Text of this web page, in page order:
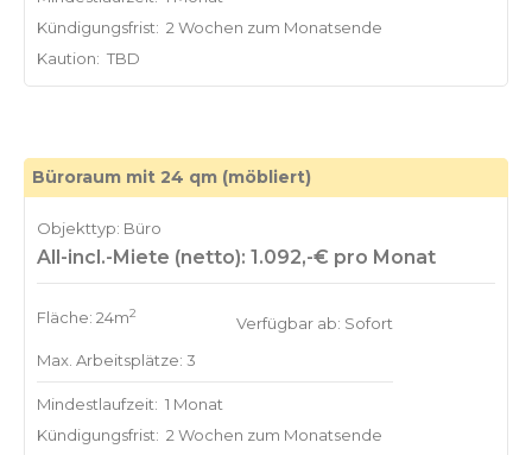
Kündigungsfrist: 2 Wochen zum Monatsende
Kaution: TBD
Büroraum mit 24 qm (möbliert)
Objekttyp: Büro
All-incl.-Miete (netto): 1.092,-€ pro Monat
Fläche: 24m2
Max. Arbeitsplätze: 3
Verfügbar ab: Sofort
Mindestlaufzeit: 1 Monat
Kündigungsfrist: 2 Wochen zum Monatsende